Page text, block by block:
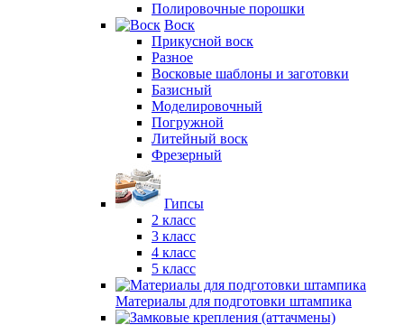
Полировочные порошки
Воск
Прикусной воск
Разное
Восковые шаблоны и заготовки
Базисный
Моделировочный
Погружной
Литейный воск
Фрезерный
Гипсы
2 класс
3 класс
4 класс
5 класс
Материалы для подготовки штампика